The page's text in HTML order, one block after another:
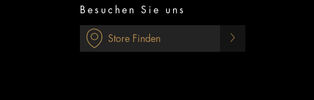
Besuchen Sie uns